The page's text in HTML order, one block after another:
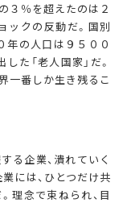
３％を超えたのは２
ックの反動だ。国別
年の人口は９５００
た「老人国家」だ。
一番しか生き残るこ
る企業、潰れていく
には、ひとつだけ共
理念で束ねられ、目